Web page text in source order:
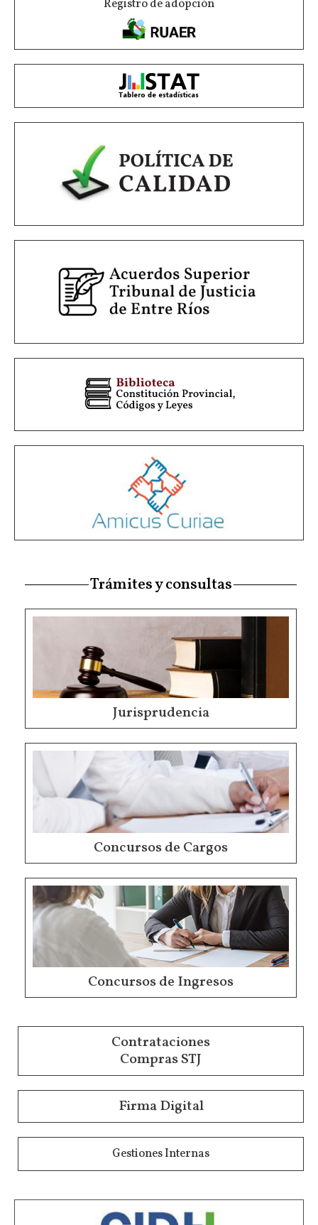
Registro de adopción
Trámites y consultas
Jurisprudencia
Concursos de Cargos
Concursos de Ingresos
Contrataciones
Compras STJ
Firma Digital
Gestiones Internas